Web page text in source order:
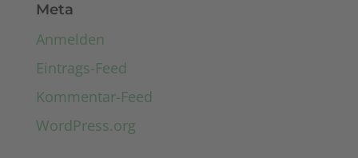
Meta
Anmelden
Eintrags-Feed
Kommentar-Feed
WordPress.org